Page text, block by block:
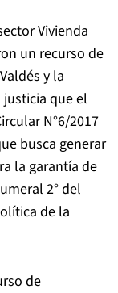
Vivienda
un recurso de
y la
que el
N°6/2017
busca generar
la garantía de
2° del
de la
de